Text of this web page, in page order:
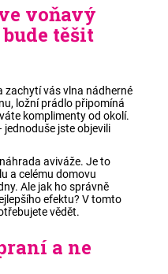
voňavý
těšit
zachytí vás vlna nádherné
ložní prádlo připomíná
komplimenty od okolí.
jste objevili
aviváže. Je to
a celému domovu
Ale jak ho správně
efektu? V tomto
vědět.
a ne